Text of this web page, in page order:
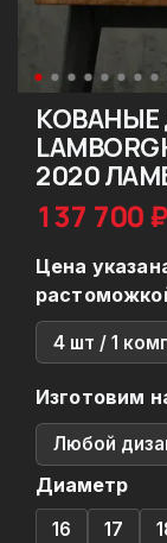
2020
137 700 ₽
Цена
4 шт / 1
Изготовим
Любой
Диаметр
16 17